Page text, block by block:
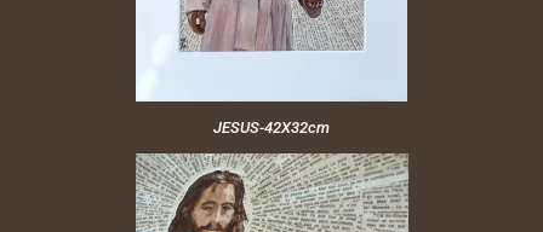
JESUS-42X32cm